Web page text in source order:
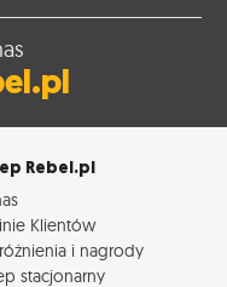
Rebel.pl
Klientów
i nagrody
stacjonarny